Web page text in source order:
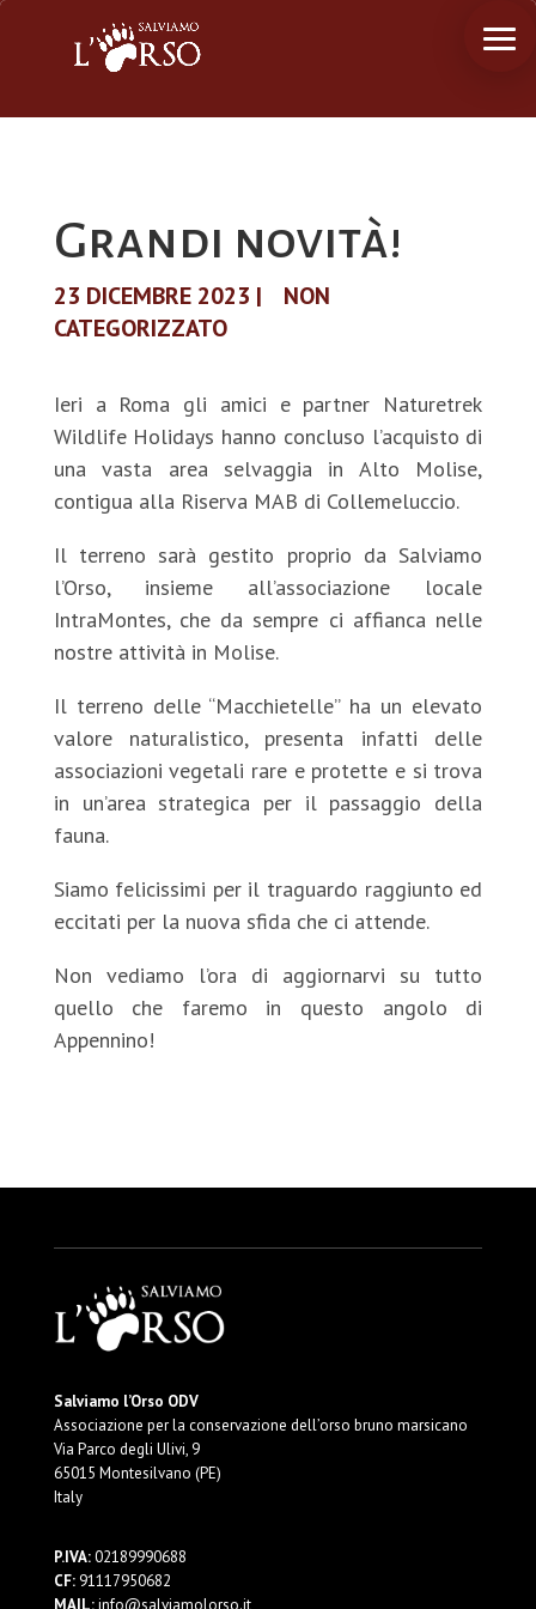
Grandi novità!
23 DICEMBRE 2023 |
NON
CATEGORIZZATO
Ieri a Roma gli amici e partner Naturetrek
Wildlife Holidays hanno concluso l’acquisto di
una vasta area selvaggia in Alto Molise,
contigua alla Riserva MAB di Collemeluccio.
Il terreno sarà gestito proprio da Salviamo
l’Orso, insieme all’associazione locale
IntraMontes, che da sempre ci affianca nelle
nostre attività in Molise.
Il terreno delle “Macchietelle” ha un elevato
valore naturalistico, presenta infatti delle
associazioni vegetali rare e protette e si trova
in un’area strategica per il passaggio della
fauna.
Siamo felicissimi per il traguardo raggiunto ed
eccitati per la nuova sfida che ci attende.
Non vediamo l’ora di aggiornarvi su tutto
quello che faremo in questo angolo di
Appennino!
Salviamo l’Orso ODV
Associazione per la conservazione dell’orso bruno marsicano
Via Parco degli Ulivi, 9
65015 Montesilvano (PE)
Italy
P.IVA:02189990688
CF:91117950682
MAIL:info@salviamolorso.it